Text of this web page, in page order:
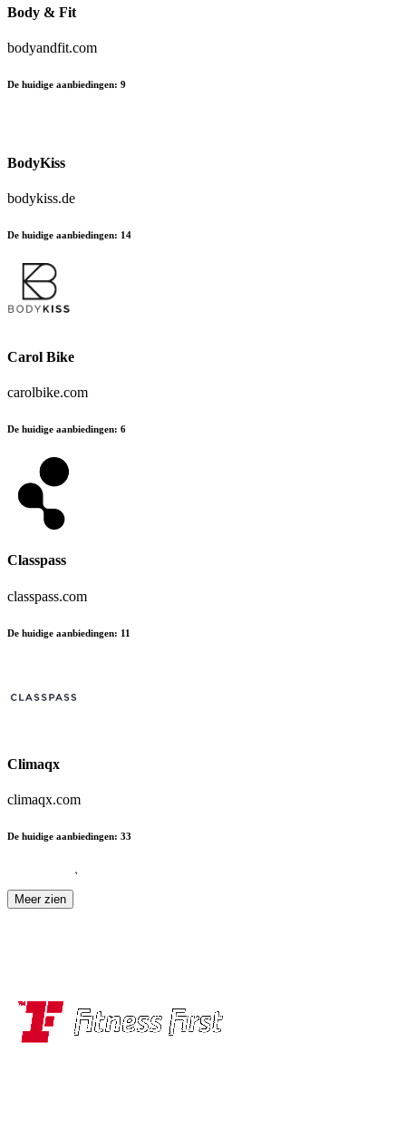
Body & Fit
bodyandfit.com
De huidige aanbiedingen: 9
BodyKiss
bodykiss.de
De huidige aanbiedingen: 14
Carol Bike
carolbike.com
De huidige aanbiedingen: 6
Classpass
classpass.com
De huidige aanbiedingen: 11
Climaqx
climaqx.com
De huidige aanbiedingen: 33
Meer zien